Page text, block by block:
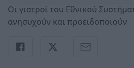
Οι γιατροί του Εθνικού
ανησυχούν και προειδοποιούν